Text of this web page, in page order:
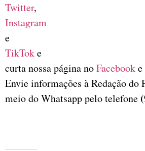
Twitter,
Instagram
e
TikToke
curta nossa página noFacebooke
Envie informações à Redação do
meio do Whatsapp pelo telefone